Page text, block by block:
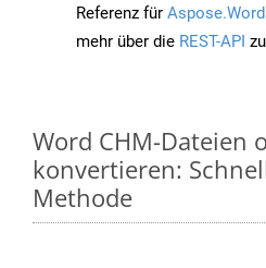
Referenz für
mehr über die REST-API
Word CHM-Dateien
konvertieren:
Methode